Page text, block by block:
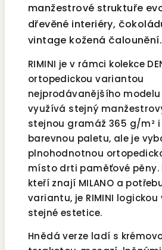
manžestrové struktuře
dřevěné interiéry,
vintage kožená čalounění.
RIMINI je v rámci kolekce
ortopedickou variantou
nejprodávanějšího modelu
využívá stejný
stejnou gramáž 365 g/m²
barevnou paletu, ale je
plnohodnotnou
místo drti paměťové pěny.
kteří znají MILANO a
variantu, je RIMINI logickou
stejné estetice.
Hnědá verze ladí s